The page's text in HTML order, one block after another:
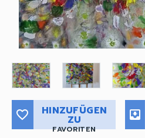
favorite_border HINZUFÜGEN
ZU
FAVORITEN
move_to_inbox